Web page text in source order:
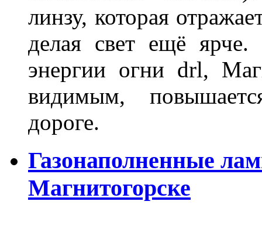
линзу, которая
делая свет ещё
энергии огни drl,
видимым,
дороге.
Газонаполненные
Магнитогорске